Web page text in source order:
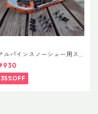
ルパインスノーシュー用ス
ラップキャッチ(ペア)
35%OFF